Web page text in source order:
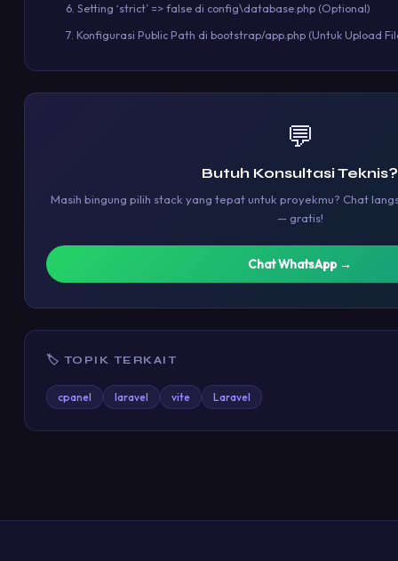
6. Setting ‘strict’ => false di config\database.php (Optional)
7. Konfigurasi Public Path di bootstrap/app.php (Untuk Upload
💬
Butuh Konsultasi Teknis?
Masih bingung pilih stack yang tepat untuk proyekmu? Chat
— gratis!
Chat WhatsApp →
🏷 TOPIK TERKAIT
cpanel laravel vite Laravel